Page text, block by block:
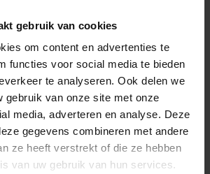
gebruik van cookies
om content en advertenties te
functies voor social media te bieden
te analyseren. Ook delen we
gebruik van onze site met onze
media, adverteren en analyse. Deze
gegevens combineren met andere
ze heeft verstrekt of die ze hebben
van uw gebruik van hun services.
onderweg?
de oversteekplaatsen
. Kijk
rechts, en nog eens links voor
Zelfs wanneer het licht op
een laatste blik
onze